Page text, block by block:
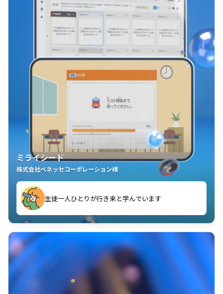
ミライシード
株式会社ベネッセコーポレーション様
生徒一人ひとりが行き来と学んでいます
教室中の児童生徒が「問題が解けてうれしい」「解く
ことが楽しい」を実感しています